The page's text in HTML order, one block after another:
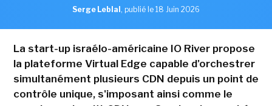
Serge Leblal, publié le 18 Juin 2026
La start-up israélo-américaine IO River propose
la plateforme Virtual Edge capable d'orchestrer
simultanément plusieurs CDN depuis un point de
contrôle unique, s'imposant ainsi comme le